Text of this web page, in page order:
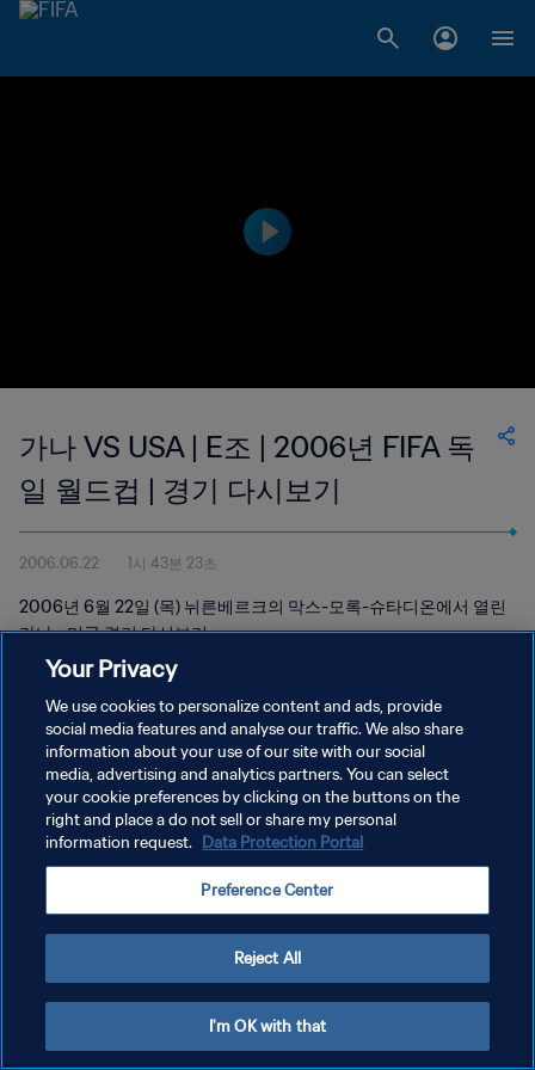
가나 VS USA | E조 | 2006년 FIFA 독
일 월드컵 | 경기 다시보기
2006.06.22 1시 43분 23초
2006년 6월 22일 (목) 뉘른베르크의 막스-모록-슈타디온에서 열린
가나 - 미국 경기 다시보기
개인정보 보호정책
서비스 약관
쿠키 기본 설정 관리
Your Privacy
We use cookies to personalize content and ads, provide
social media features and analyse our traffic. We also share
information about your use of our site with our social
media, advertising and analytics partners. You can select
your cookie preferences by clicking on the buttons on the
right and place a do not sell or share my personal
information request. Data Protection Portal
Preference Center
Reject All
I'm OK with that